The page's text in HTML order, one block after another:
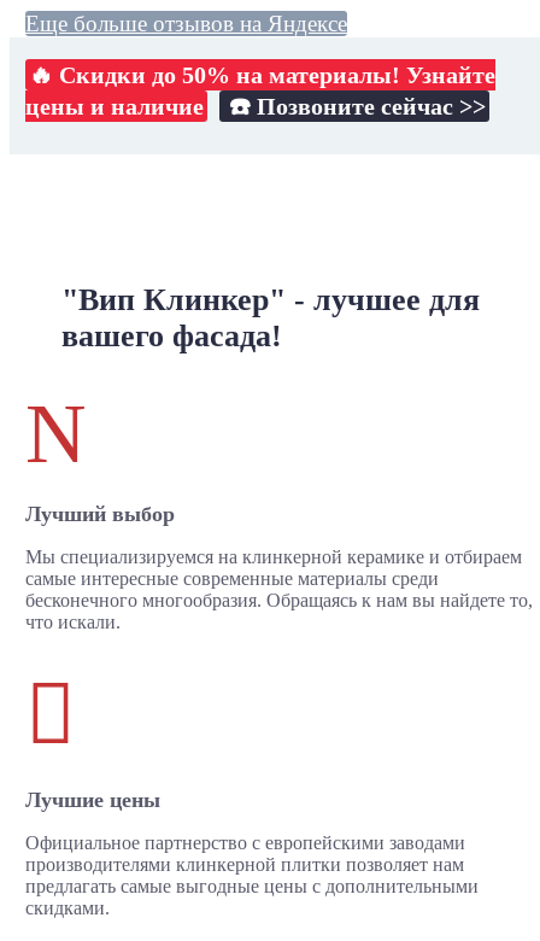
Еще больше отзывов на Яндексе
🔥 Скидки до 50% на материалы! Узнайте
цены и наличие
☎️ Позвоните сейчас >>
"Вип Клинкер" - лучшее для
вашего фасада!
N
Лучший выбор
Мы специализируемся на клинкерной керамике и отбираем
самые интересные современные материалы среди
бесконечного многообразия. Обращаясь к нам вы найдете то,
что искали.

Лучшие цены
Официальное партнерство с европейскими заводами
производителями клинкерной плитки позволяет нам
предлагать самые выгодные цены с дополнительными
скидками.